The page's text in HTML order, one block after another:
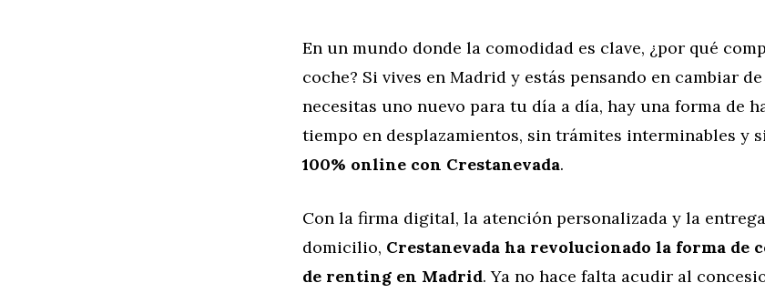
En un mundo donde la comodidad es clave, ¿por qué
coche? Si vives en Madrid y estás pensando en cambiar
necesitas uno nuevo para tu día a día, hay una forma de
tiempo en desplazamientos, sin trámites interminables y
100% online con Crestanevada.
Con la firma digital, la atención personalizada y la
domicilio, Crestanevada ha revolucionado la forma de
de renting en Madrid. Ya no hace falta acudir al